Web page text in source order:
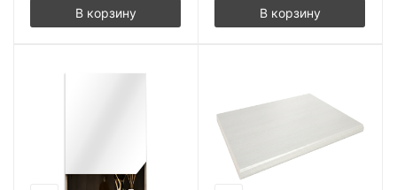
В корзину В корзину